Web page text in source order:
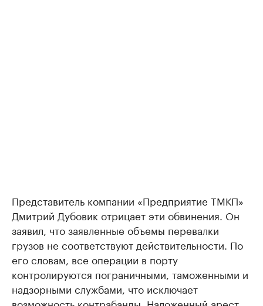
Представитель компании «Предприятие ТМКП»
Дмитрий Дубовик отрицает эти обвинения. Он
заявил, что заявленные объемы перевалки
грузов не соответствуют действительности. По
его словам, все операции в порту
контролируются пограничными, таможенными и
надзорными службами, что исключает